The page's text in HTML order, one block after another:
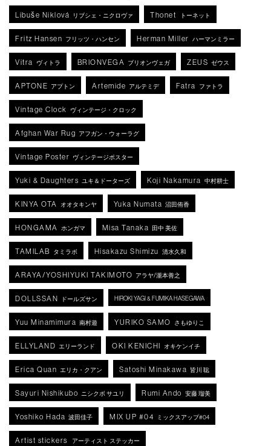
Libuše Niklová リブシェ・ニクロヴァ Thonet トーネット
Fritz Hansen フリッツ・ハンセン Herman Miller ハーマンミラー
Vitra ヴィトラ BRIONVEGA ブリオンヴェガ ZEUS ゼウス
APTONE アプトン Artemide アルテミデ Fatra ファトラ
Vintage Clock ヴィンテージ・クロック
Afghan War Rug アフガン・ウォーラグ
Vintage Poster ヴィンテージポスター
Yuki & Daughters ユキ＆ドーターズ Koji Nakamura 中村耕士
KINYA OTA オオタキンヤ Yuka Numata 沼田侑香
HONGAMA ホンガマ Misa Tanaka 田中 美佐
TAMILAB タミラボ Hisakazu Shimizu 清水久和
ARAYA/YOSHIYUKI TAKIMOTO アラヤ/瀧本善之
DOLLSSAN ドールズサン HIROKI YAGI & FUMIKA HASEGAWA
Yuu Minamimura 南村遊 YURIKO SAMO さもゆりこ
ELLYLAND エリーランド OKI KENICHI オキケンイチ
Erica Quan エリカ・クアン Satoshi Minakawa 皆川 聡
Sayuri Nishikubo ニシクボ サユリ Rumi Ando 安藤 瑠美
Yoshiko Hada 波田佳子 MIX UP #04 ミックスアップ#04
Artist stickers アーティスト ステッカー